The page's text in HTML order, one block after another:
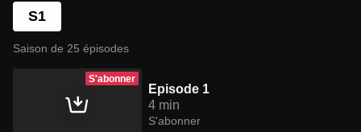
S1
Saison de 25 épisodes
S'abonner
Episode 1
4 min
S'abonner